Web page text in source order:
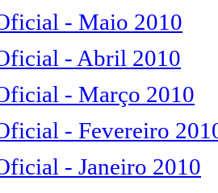
- Maio 2010
- Abril 2010
- Março 2010
- Fevereiro
- Janeiro 2010